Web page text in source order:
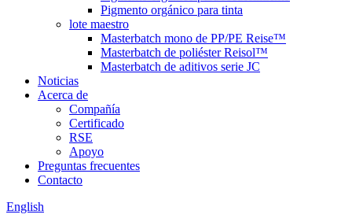
Pigmento orgánico para tinta
lote maestro
Masterbatch mono de PP/PE Reise™
Masterbatch de poliéster Reisol™
Masterbatch de aditivos serie JC
Noticias
Acerca de
Compañía
Certificado
RSE
Apoyo
Preguntas frecuentes
Contacto
English